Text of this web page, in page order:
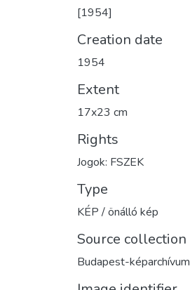
[1954]
Creation date
1954
Extent
17x23 cm
Rights
Jogok: FSZEK
Type
KÉP / önálló kép
Source collection
Budapest-képarchívum